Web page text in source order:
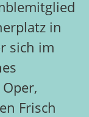
in
sich im
Frisch